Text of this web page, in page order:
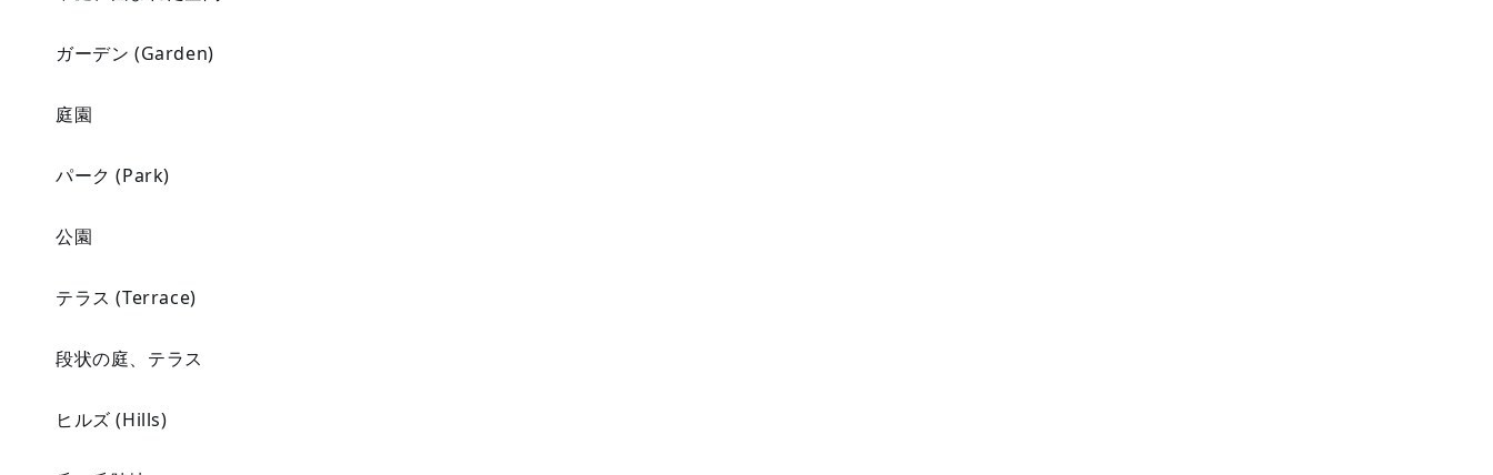
ガーデン (Garden)
庭園
パーク (Park)
公園
テラス (Terrace)
段状の庭、テラス
ヒルズ (Hills)